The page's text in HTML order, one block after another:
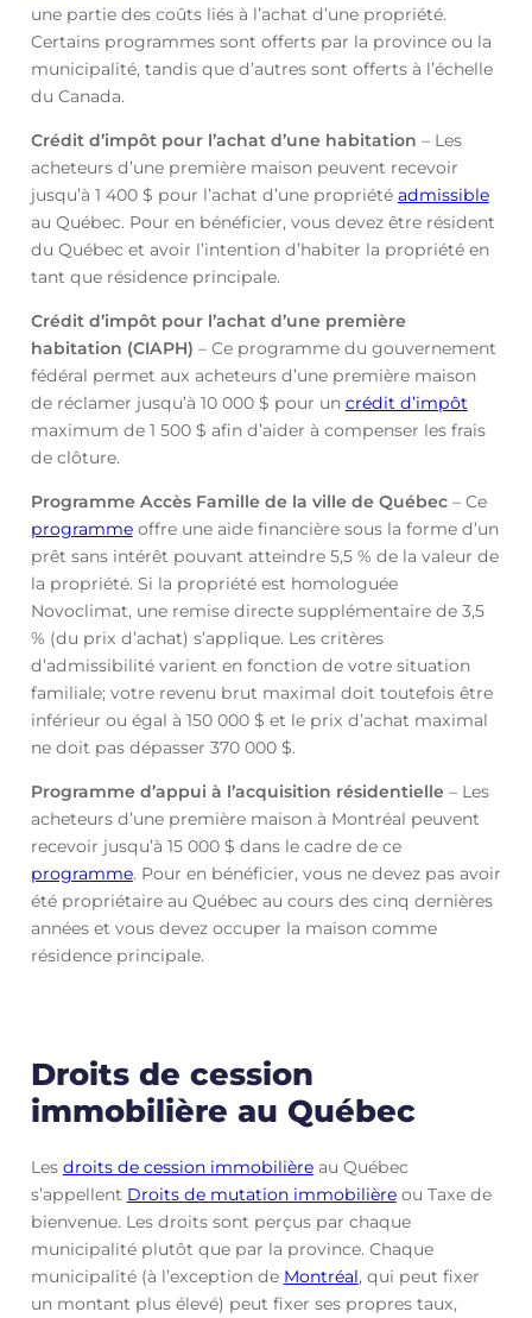
une partie des coûts liés à l’achat d’une propriété.
Certains programmes sont offerts par la province ou la
municipalité, tandis que d’autres sont offerts à l’échelle
du Canada.
Crédit d’impôt pour l’achat d’une habitation – Les
acheteurs d’une première maison peuvent recevoir
jusqu’à 1 400 $ pour l’achat d’une propriété admissible
au Québec. Pour en bénéficier, vous devez être résident
du Québec et avoir l’intention d’habiter la propriété en
tant que résidence principale.
Crédit d’impôt pour l’achat d’une première
habitation (CIAPH) – Ce programme du gouvernement
fédéral permet aux acheteurs d’une première maison
de réclamer jusqu’à 10 000 $ pour un crédit d’impôt
maximum de 1 500 $ afin d’aider à compenser les frais
de clôture.
Programme Accès Famille de la ville de Québec– Ce
programmeoffre une aide financière sous la forme d’un
prêt sans intérêt pouvant atteindre 5,5 % de la valeur de
la propriété. Si la propriété est homologuée
Novoclimat, une remise directe supplémentaire de 3,5
% (du prix d’achat) s’applique. Les critères
d’admissibilité varient en fonction de votre situation
familiale; votre revenu brut maximal doit toutefois être
inférieur ou égal à 150 000 $ et le prix d’achat maximal
ne doit pas dépasser 370 000 $.
Programme d’appui à l’acquisition résidentielle – Les
acheteurs d’une première maison à Montréal peuvent
recevoir jusqu’à 15 000 $ dans le cadre de ce
programme. Pour en bénéficier, vous ne devez pas avoir
été propriétaire au Québec au cours des cinq dernières
années et vous devez occuper la maison comme
résidence principale.
Droits de cession
immobilière au Québec
Les droits de cession immobilièreau Québec
s’appellent Droits de mutation immobilièreou Taxe de
bienvenue. Les droits sont perçus par chaque
municipalité plutôt que par la province. Chaque
municipalité (à l’exception de Montréal, qui peut fixer
un montant plus élevé) peut fixer ses propres taux,